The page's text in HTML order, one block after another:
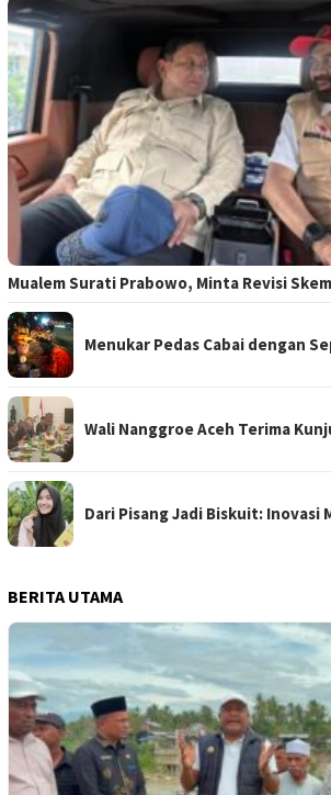
Mualem Surati Prabowo, Minta Revisi
Menukar Pedas Cabai dengan
Wali Nanggroe Aceh Terima
Dari Pisang Jadi Biskuit: Inovasi
BERITA UTAMA